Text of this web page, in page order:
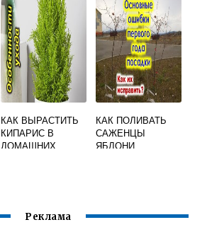
КАК ВЫРАСТИТЬ
КИПАРИС В
ДОМАШНИХ
КАК ПОЛИВАТЬ
САЖЕНЦЫ
ЯБЛОНИ
Реклама